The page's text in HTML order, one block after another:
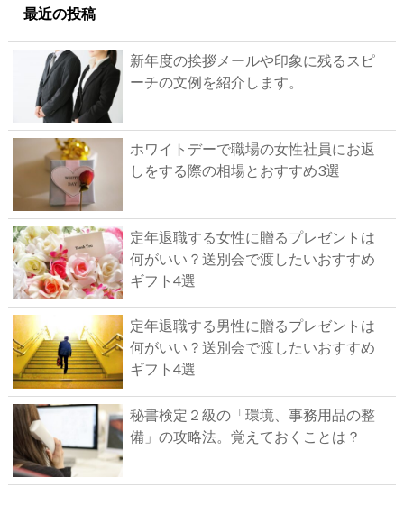
最近の投稿
新年度の挨拶メールや印象に残るスピ
ーチの文例を紹介します。
ホワイトデーで職場の女性社員にお返
しをする際の相場とおすすめ3選
定年退職する女性に贈るプレゼントは
何がいい？送別会で渡したいおすすめ
ギフト4選
定年退職する男性に贈るプレゼントは
何がいい？送別会で渡したいおすすめ
ギフト4選
秘書検定２級の「環境、事務用品の整
備」の攻略法。覚えておくことは？